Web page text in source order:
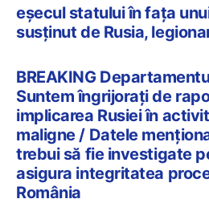
eșecul statului în fața
susținut de Rusia,
BREAKING
Suntem îngrijorați de
implicarea Rusiei în
maligne / Datele
trebui să fie investigate
asigura integritatea
România